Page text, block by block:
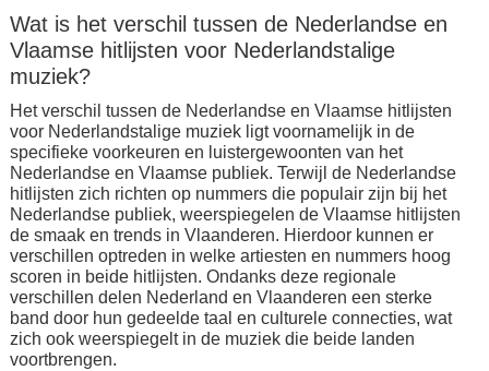
Wat is het verschil tussen de Nederlandse en
Vlaamse hitlijsten voor Nederlandstalige
muziek?
Het verschil tussen de Nederlandse en Vlaamse hitlijsten
voor Nederlandstalige muziek ligt voornamelijk in de
specifieke voorkeuren en luistergewoonten van het
Nederlandse en Vlaamse publiek. Terwijl de Nederlandse
hitlijsten zich richten op nummers die populair zijn bij het
Nederlandse publiek, weerspiegelen de Vlaamse hitlijsten
de smaak en trends in Vlaanderen. Hierdoor kunnen er
verschillen optreden in welke artiesten en nummers hoog
scoren in beide hitlijsten. Ondanks deze regionale
verschillen delen Nederland en Vlaanderen een sterke
band door hun gedeelde taal en culturele connecties, wat
zich ook weerspiegelt in de muziek die beide landen
voortbrengen.